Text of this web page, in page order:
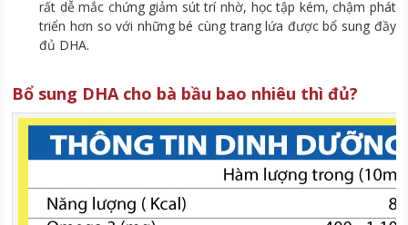
rất dễ mắc chứng giảm sút trí nhờ, học tập kém, chậm phát
triển hơn so với những bé cùng trang lứa được bổ sung đầy
đủ DHA.
Bổ sung DHA cho bà bầu bao nhiêu thì đủ?